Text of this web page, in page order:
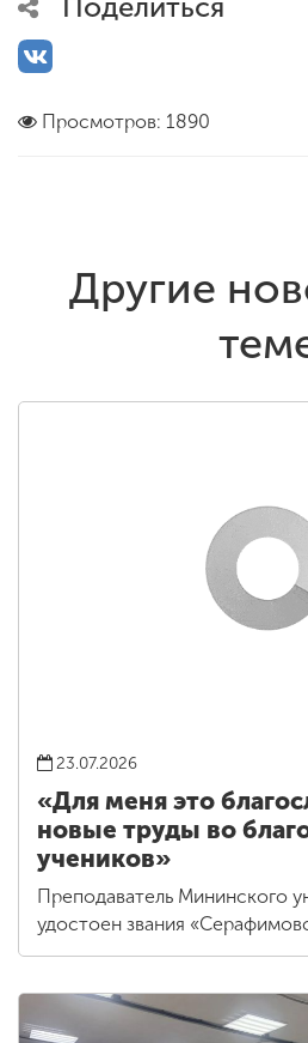
Просмотров: 1890
Другие
23.07.2026
«Для меня это
новые труды во
учеников»
Преподаватель Мининского
удостоен звания